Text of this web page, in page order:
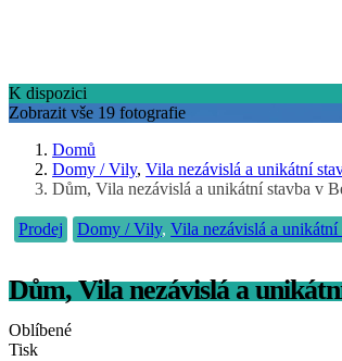
K dispozici
Zobrazit vše 19 fotografie
Domů
Domy / Vily,Vila nezávislá a unikátní
Dům, Vila nezávislá a unikátní stavba v
Prodej Domy / Vily,Vila nezávislá a unikátní
Dům, Vila nezávislá a
Oblíbené
Tisk